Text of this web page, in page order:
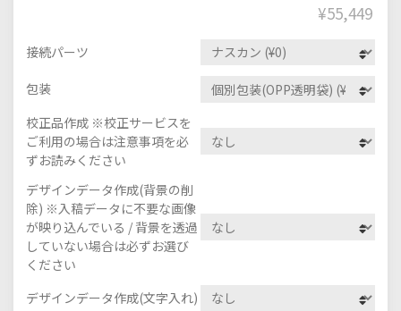
¥55,449
接続パーツ
包装
校正品作成 ※校正サービスを
ご利用の場合は注意事項を必
ずお読みください
デザインデータ作成(背景の削
除) ※入稿データに不要な画像
が映り込んでいる / 背景を透過
していない場合は必ずお選び
ください
デザインデータ作成(文字入れ)